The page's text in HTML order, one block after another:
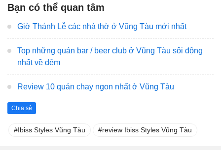
Bạn có thể quan tâm
Giờ Thánh Lễ các nhà thờ ở Vũng Tàu mới nhất
Top những quán bar / beer club ở Vũng Tàu sôi động
nhất về đêm
Review 10 quán chay ngon nhất ở Vũng Tàu
Chia sẻ
Ibiss Styles Vũng Tàu review Ibiss Styles Vũng Tàu